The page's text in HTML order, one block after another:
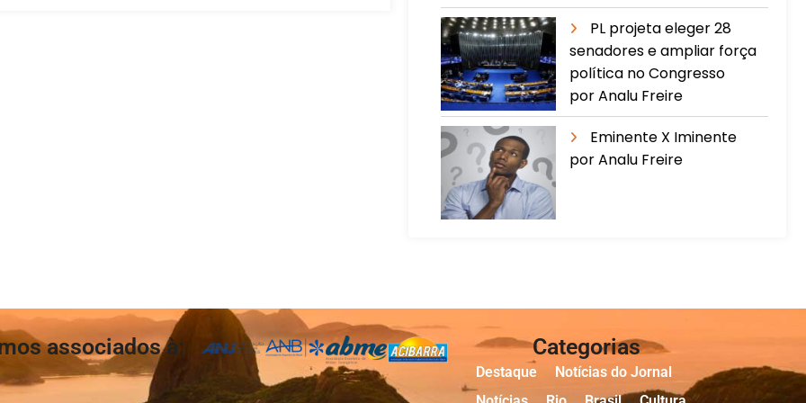
PL projeta eleger 28
senadores e ampliar força
política no Congresso
por Analu Freire
Eminente X Iminente
por Analu Freire
associados à: Categorias
Destaque
Notícias do Jornal